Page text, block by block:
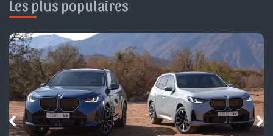
Les plus populaires